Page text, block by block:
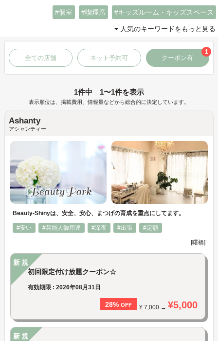
個室 喫煙席 キッズルーム・キッズスペース
人気のキーワードをもっと見る
全ての店舗 ネット予約可 クーポン有
1
1件中 1〜1件を表示
表示順位は、掲載費用、情報量などから総合的に決定しています。
Ashanty
アシャンティー
Beauty-Shinyは、安全、安心、まつげの育成を重点にしてます。
#安い #芸能人御用達 #深夜 #出張 #定額
[曙橋]
新規
初回限定付け放題クーポン☆
有効期限 : 2026年08月31日
28% OFF ¥ 7,000 → ¥5,000
新規